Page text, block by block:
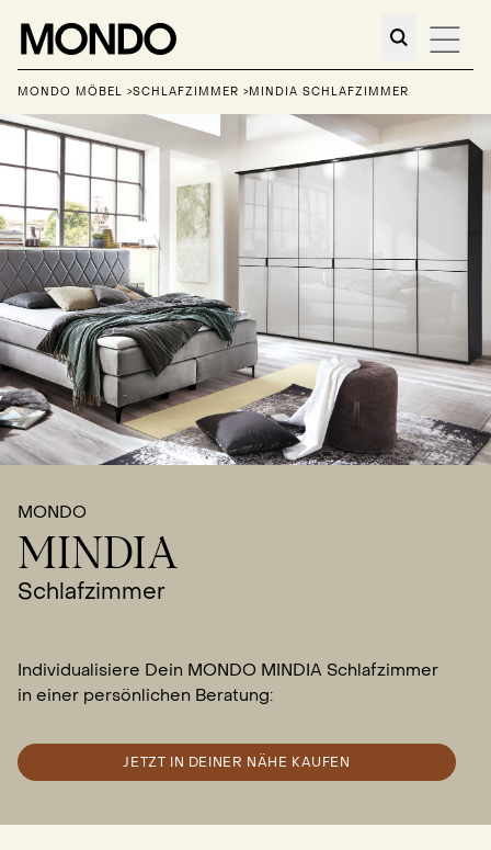
MONDO MÖBEL >SCHLAFZIMMER >MINDIA SCHLAFZIMMER
MONDO
MINDIA
Schlafzimmer
Individualisiere Dein MONDO MINDIA Schlafzimmer
in einer persönlichen Beratung:
JETZT IN DEINER NÄHE KAUFEN